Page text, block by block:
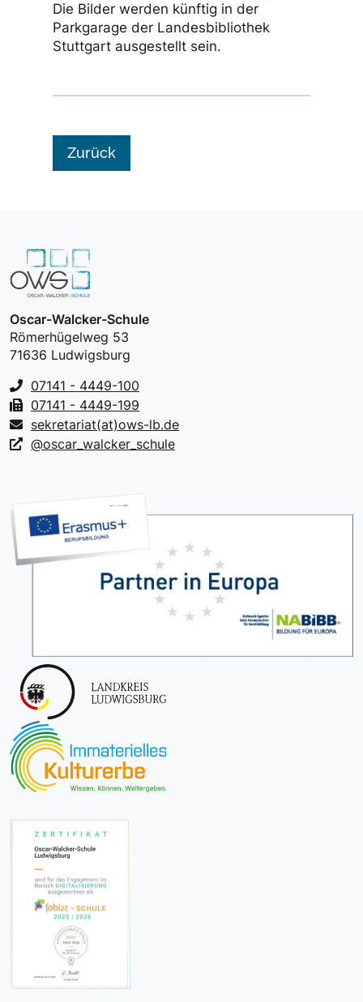
Die Bilder werden künftig in der
Parkgarage der Landesbibliothek
Stuttgart ausgestellt sein.
Zurück
Oscar-Walcker-Schule
Römerhügelweg 53
71636 Ludwigsburg
07141 - 4449-100
07141 - 4449-199
sekretariat(at)ows-lb.de
@oscar_walcker_schule